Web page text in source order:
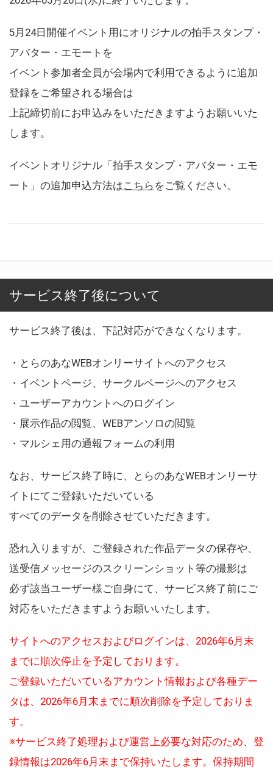
5月24日開催イベント用にオリジナルの拍手スタンプ・
アバター・エモートを
イベント参加者全員が会場内で利用できるように追加
登録をご希望される場合は
上記締切前にお申込みをいただきますようお願いいた
します。
イベントオリジナル「拍手スタンプ・アバター・エモ
ート」の追加申込方法はこちら をご覧ください。
サービス終了後について
サービス終了後は、下記対応ができなくなります。
・とらのあなWEBオンリーサイトへのアクセス
・イベントページ、サークルページへのアクセス
・ユーザーアカウントへのログイン
・展示作品の閲覧、WEBアンソロの閲覧
・マルシェ用の通報フォームの利用
なお、サービス終了時に、とらのあなWEBオンリーサ
イトにてご登録いただいている
すべてのデータを削除させていただきます。
恐れ入りますが、ご登録された作品データの保存や、
送受信メッセージのスクリーンショット等の撮影は
必ず該当ユーザー様ご自身にて、サービス終了前にご
対応をいただきますようお願いいたします。
サイトへのアクセスおよびログインは、2026年6月末
までに順次停止を予定しております。
ご登録いただいているアカウント情報および各種デー
タは、2026年6月末までに順次削除を予定しておりま
す。
※サービス終了処理および運営上必要な対応のため、登
録情報は2026年6月末まで保持いたします。保持期間